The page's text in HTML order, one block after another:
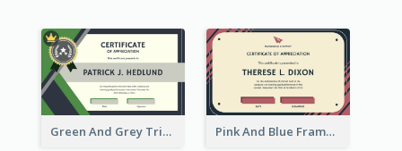
Green And Grey Triangles With Badge Certificate Pink And Blue Frame Company Certificate